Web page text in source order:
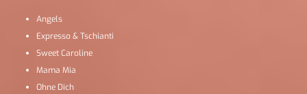
Angels
Expresso & Tschianti
Sweet Caroline
Mama Mia
Ohne Dich